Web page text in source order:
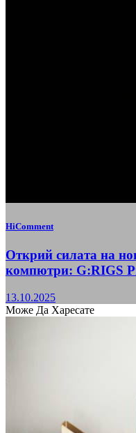
HiComment
Открий силата на
компютри: G:RIGS
13.10.2025
Може Да Харесате